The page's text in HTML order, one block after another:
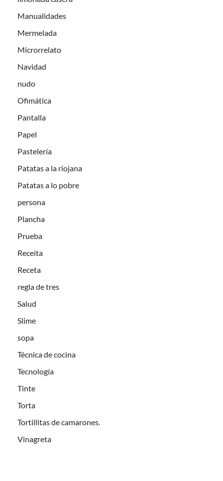
Manualidades
Mermelada
Microrrelato
Navidad
nudo
Ofimática
Pantalla
Papel
Pastelería
Patatas a la riojana
Patatas a lo pobre
persona
Plancha
Prueba
Receita
Receta
regla de tres
Salud
Slime
sopa
Técnica de cocina
Tecnología
Tinte
Torta
Tortillitas de camarones.
Vinagreta